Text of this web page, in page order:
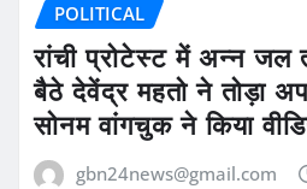
POLITICAL
रांची प्रोटेस्ट में अन्न
बैठे देवेंद्र महतो ने तोड़ा
सोनम वांगचुक ने किया
gbn24news@gmail.com